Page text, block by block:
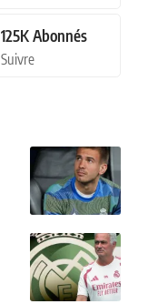
125KAbonnés
Suivre